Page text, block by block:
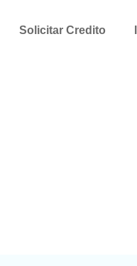
Solicitar Credito